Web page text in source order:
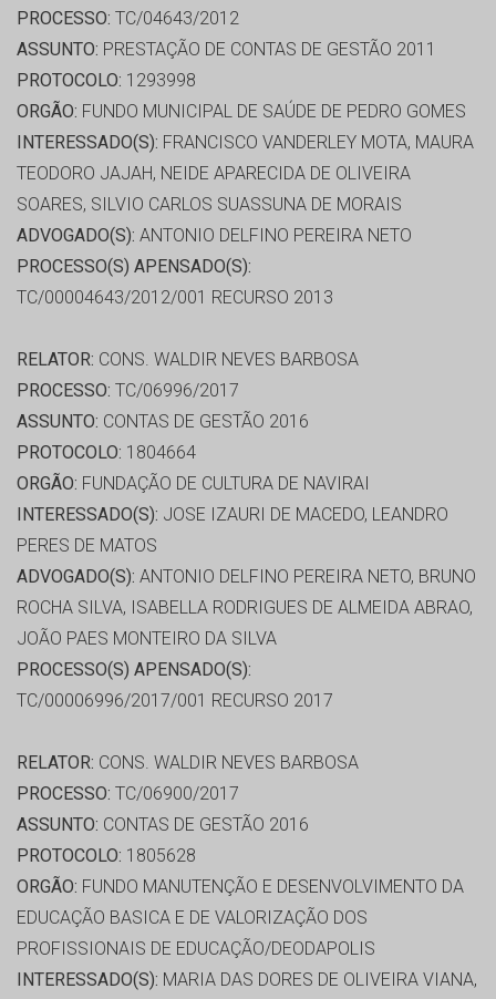
PROCESSO: TC/04643/2012
ASSUNTO: PRESTAÇÃO DE CONTAS DE GESTÃO 2011
PROTOCOLO: 1293998
ORGÃO: FUNDO MUNICIPAL DE SAÚDE DE PEDRO GOMES
INTERESSADO(S): FRANCISCO VANDERLEY MOTA, MAURA
TEODORO JAJAH, NEIDE APARECIDA DE OLIVEIRA
SOARES, SILVIO CARLOS SUASSUNA DE MORAIS
ADVOGADO(S): ANTONIO DELFINO PEREIRA NETO
PROCESSO(S) APENSADO(S):
TC/00004643/2012/001 RECURSO 2013
RELATOR: CONS. WALDIR NEVES BARBOSA
PROCESSO: TC/06996/2017
ASSUNTO: CONTAS DE GESTÃO 2016
PROTOCOLO: 1804664
ORGÃO: FUNDAÇÃO DE CULTURA DE NAVIRAI
INTERESSADO(S): JOSE IZAURI DE MACEDO, LEANDRO
PERES DE MATOS
ADVOGADO(S): ANTONIO DELFINO PEREIRA NETO, BRUNO
ROCHA SILVA, ISABELLA RODRIGUES DE ALMEIDA ABRAO,
JOÃO PAES MONTEIRO DA SILVA
PROCESSO(S) APENSADO(S):
TC/00006996/2017/001 RECURSO 2017
RELATOR: CONS. WALDIR NEVES BARBOSA
PROCESSO: TC/06900/2017
ASSUNTO: CONTAS DE GESTÃO 2016
PROTOCOLO: 1805628
ORGÃO: FUNDO MANUTENÇÃO E DESENVOLVIMENTO DA
EDUCAÇÃO BASICA E DE VALORIZAÇÃO DOS
PROFISSIONAIS DE EDUCAÇÃO/DEODAPOLIS
INTERESSADO(S): MARIA DAS DORES DE OLIVEIRA VIANA,